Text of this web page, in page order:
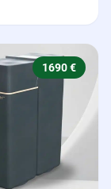
1690 €